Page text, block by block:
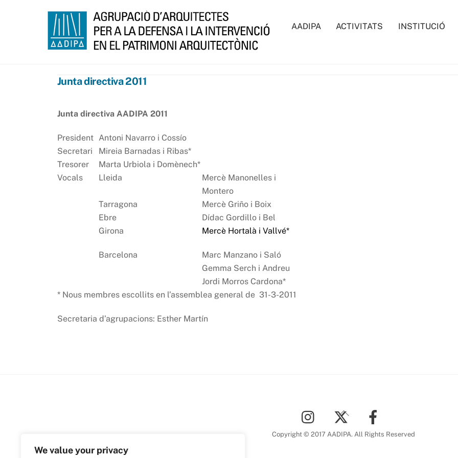
We value your privacy
AADIPA ACTIVITATS INSTITUCIÓ
Junta directiva 2011
Junta directiva AADIPA 2011
President Antoni Navarro i Cossío
Secretari
Mireia Barnadas i Ribas*
Tresorer
Marta Urbiola i Domènech*
Vocals
Lleida
Mercè Manonelles i
Montero
Tarragona
Mercè Griño i Boix
Ebre
Dídac Gordillo i Bel
Girona
Mercè Hortalà i Vallvé*
Barcelona
Marc Manzano i Saló
Gemma Serch i Andreu
Jordi Morros Cardona*
* Nous membres escollits en l’assemblea general de 31-3-2011
Secretaria d’agrupacions: Esther Martín
To
Top
Copyright © 2017 AADIPA. All Rights Reserved